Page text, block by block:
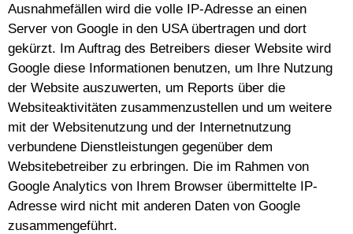
Ausnahmefällen wird die volle IP-Adresse an einen
Server von Google in den USA übertragen und dort
gekürzt. Im Auftrag des Betreibers dieser Website wird
Google diese Informationen benutzen, um Ihre Nutzung
der Website auszuwerten, um Reports über die
Websiteaktivitäten zusammenzustellen und um weitere
mit der Websitenutzung und der Internetnutzung
verbundene Dienstleistungen gegenüber dem
Websitebetreiber zu erbringen. Die im Rahmen von
Google Analytics von Ihrem Browser übermittelte IP-
Adresse wird nicht mit anderen Daten von Google
zusammengeführt.